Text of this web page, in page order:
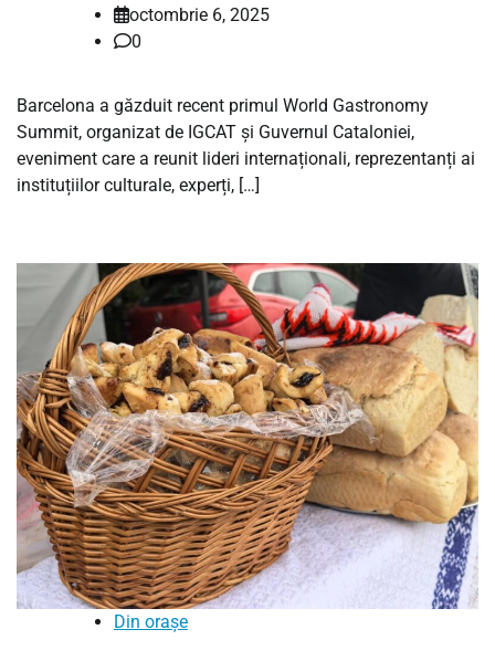
octombrie 6, 2025
0
Barcelona a găzduit recent primul World Gastronomy
Summit, organizat de IGCAT și Guvernul Cataloniei,
eveniment care a reunit lideri internaționali, reprezentanți ai
instituțiilor culturale, experți, […]
Din orașe